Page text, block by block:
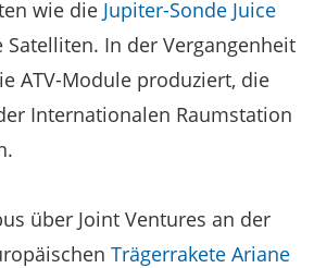
wie die Jupiter-Sonde Juice
In der Vergangenheit
ATV-Module produziert, die
Internationalen Raumstation
über Joint Ventures an der
Trägerrakete Ariane